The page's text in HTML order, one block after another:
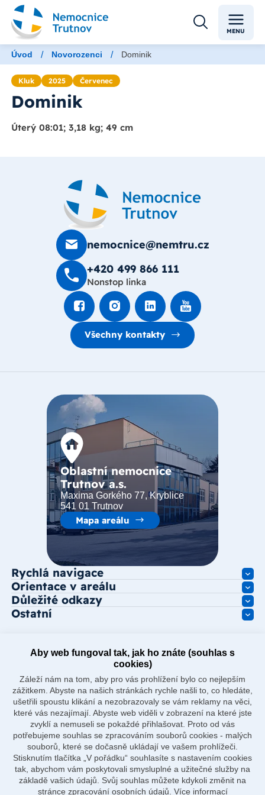
MENU
Úvod / Novorozenci / Dominik
Kluk 2025 Červenec
Dominik
Úterý 08:01; 3,18 kg; 49 cm
nemocnice@nemtru.cz
+420 499 8­66 111
Nonstop linka
Všechny kontakty
Oblastní nemocnice
Trutnov a.s.
Maxima Gorkého 77, Kryblice
541 01 Trutnov
Mapa areálu
Rychlá navigace
Orientace v areálu
Důležité odkazy
Ostatní
Aby web fungoval tak, jak ho znáte (souhlas s
cookies)
Záleží nám na tom, aby pro vás prohlížení bylo co nejlepším
zážitkem. Abyste na našich stránkách rychle našli to, co hledáte,
ušetřili spoustu klikání a nezobrazovaly se vám reklamy na věci,
které vás nezajímají. Abyste web viděli v zobrazení na které jste
zvyklí a nemuseli se pokaždé přihlašovat. Proto od vás
potřebujeme souhlas se zpracováním souborů cookies - malých
souborů, které se dočasně ukládají ve vašem prohlížeči.
Stisknutím tlačítka „V pořádku“ souhlasíte s nastavením cookies
tak, abychom vám poskytovali smysluplné a užitečné služby na
základě vašich údajů. Svůj souhlas můžete kdykoli změnit na
stránce zpracování osobních údajů. Více informací